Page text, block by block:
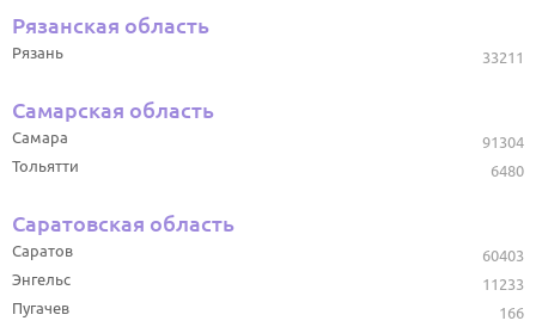
Рязанская область
33211
Рязань
Самарская область
91304
Самара
6480
Тольятти
Саратовская область
60403
Саратов
11233
Энгельс
166
Пугачев